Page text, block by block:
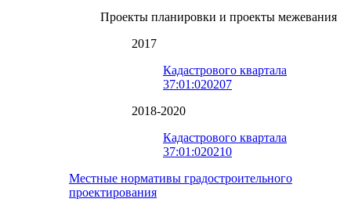
Проекты планировки и проекты межевания
2017
Кадастрового квартала
37:01:020207
2018-2020
Кадастрового квартала
37:01:020210
Местные нормативы градостроительного
проектирования